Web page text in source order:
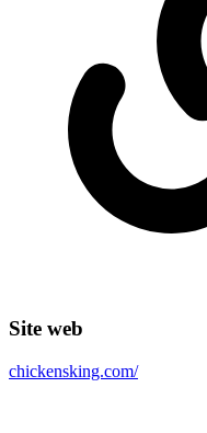
Site web
chickensking.com/